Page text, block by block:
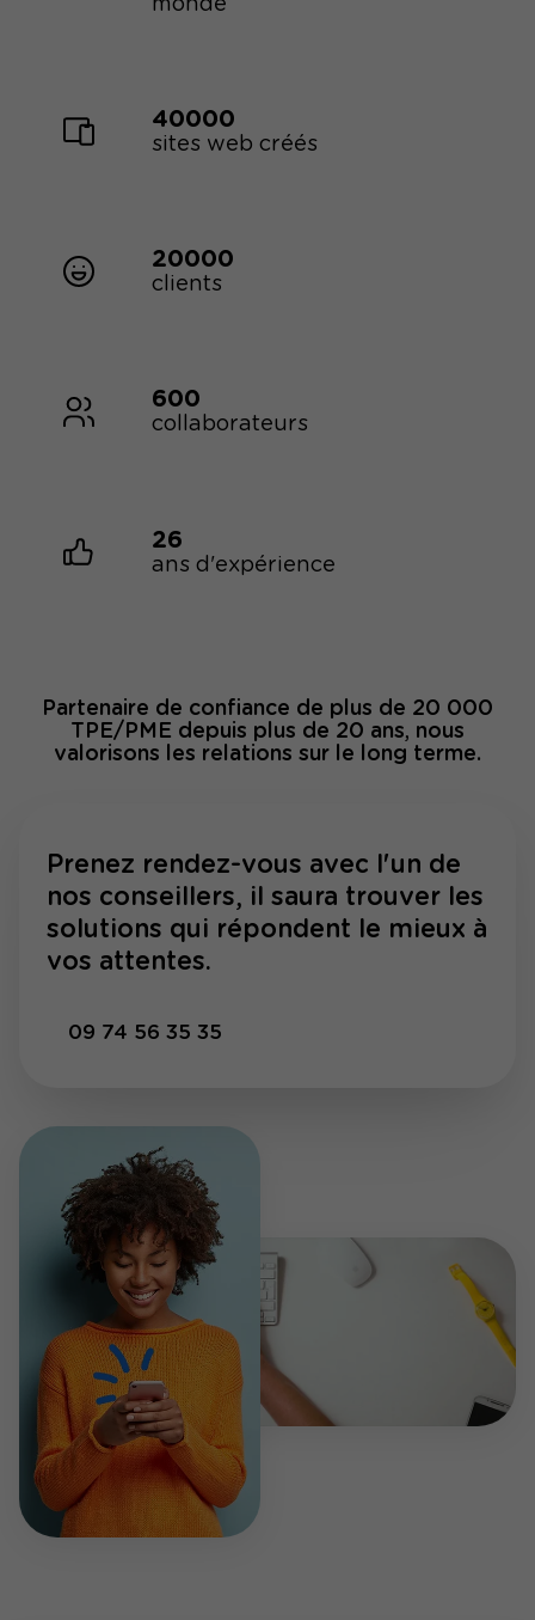
40000
sites web créés
20000
clients
600
collaborateurs
26
ans d'expérience
Partenaire de confiance de plus de 20 000
TPE/PME depuis plus de 20 ans, nous
valorisons les relations sur le long terme.
Prenez rendez-vous avec l'un de
nos conseillers, il saura trouver les
solutions qui répondent le mieux à
vos attentes.
09 74 56 35 35